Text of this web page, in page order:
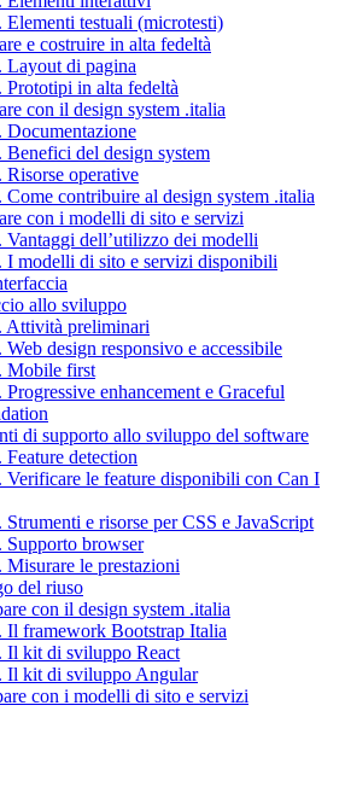
Elementi testuali (microtesti)
e costruire in alta fedeltà
Layout di pagina
Prototipi in alta fedeltà
con il design system .italia
Documentazione
Benefici del design system
Risorse operative
Come contribuire al design system .italia
con i modelli di sito e servizi
Vantaggi dell’utilizzo dei modelli
I modelli di sito e servizi disponibili
allo sviluppo
Attività preliminari
Web design responsivo e accessibile
Mobile first
Progressive enhancement e Graceful
di supporto allo sviluppo del software
Feature detection
Verificare le feature disponibili con Can I
Strumenti e risorse per CSS e JavaScript
Supporto browser
Misurare le prestazioni
del riuso
con il design system .italia
Il framework Bootstrap Italia
Il kit di sviluppo React
Il kit di sviluppo Angular
con i modelli di sito e servizi